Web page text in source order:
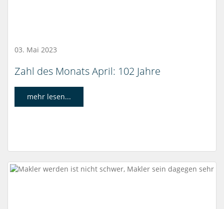
03. Mai 2023
Zahl des Monats April: 102 Jahre
mehr lesen...